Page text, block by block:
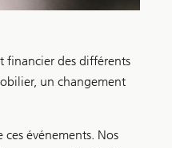
financier des différents
un changement
événements. Nos